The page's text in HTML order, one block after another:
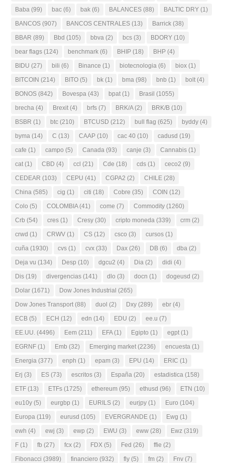
Baba (99) bac (6) bak (6) BALANCES (88) BALTIC DRY (1)
BANCOS (907) BANCOS CENTRALES (13) Barrick (38)
BBAR (89) Bbd (105) bbva (2) bcs (3) BDORY (10)
bear flags (124) benchmark (6) BHIP (18) BHP (4)
BIDU (27) bili (6) Binance (1) biotecnologia (6) biox (1)
BITCOIN (214) BITO (5) bk (1) bma (98) bnb (1) bolt (4)
BONOS (842) Bovespa (43) bpat (1) Brasil (1055)
brecha (4) Brexit (4) brfs (7) BRK/A(2) BRK/B (10)
BSBR (1) btc (210) BTCUSD (212) bull flag (625) byddy (4)
byma (14) C (13) CAAP (10) cac 40 (10) cadusd (19)
cafe (1) campo (5) Canada (93) canje (3) Cannabis (1)
cat (1) CBD (4) ccl (21) Cde (18) cds (1) ceco2 (9)
CEDEAR (103) CEPU (41) CGPA2 (2) CHILE (28)
China (585) cig (1) citi (18) Cobre (35) COIN (12)
Colo (5) COLOMBIA(41) come (7) Commodity (1260)
Crb (54) cres (1) Cresy (30) cripto moneda (339) crm (2)
crwd (1) CRWV (1) CS (12) csco (3) cursos (1)
cuña (1930) cvs (1) cvx (33) Dax (26) DB (6) dba (2)
Deja vu (134) Desp (10) dgcu2 (4) Dia (2) didi (4)
Dis (19) divergencias (141) dlo (3) docn (1) dogeusd (2)
Dolar (1671) Dow Jones Industrial (265)
Dow Jones Transport (88) duol (2) Dxy (289) ebr (4)
ECB (5) ECH (12) edn (14) EDU (2) ee.u (7)
EE.UU. (4496) Eem (211) EFA(1) Egipto (1) egpt (1)
EGRNF (1) Emb (32) Emerging market (2236) encuesta (1)
Energia (377) enph (1) epam (3) EPU (14) ERIC (1)
Erj (3) ES (73) escritos (3) España (20) estadistica (158)
ETF (13) ETFs (1725) ethereum (95) ethusd (96) ETN (10)
eu10y (5) eurgbp (1) EURILS (2) eurjpy (1) Euro (104)
Europa (119) eurusd (105) EVERGRANDE (1) Ewg (1)
ewh (4) ewj (3) ewp (2) EWU (3) eww (28) Ewz (319)
F (1) fb (27) fcx (2) FDX (5) Fed (26) ffie (2)
Fibonacci (3989) financiero (932) fly (5) fm (2) Fnv (7)